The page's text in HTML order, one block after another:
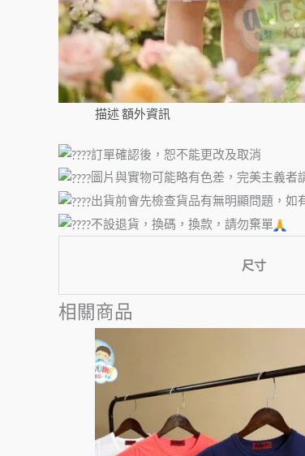
描述額外資訊
訂單確認後，恕不能更改及取消
圖片與實物可能略有色差，完美主義者
出貨前會先檢查貨品有無明顯問題，如
不設退貨，換碼，換款，請勿棄單
尺寸
相關商品
品
有
多
種